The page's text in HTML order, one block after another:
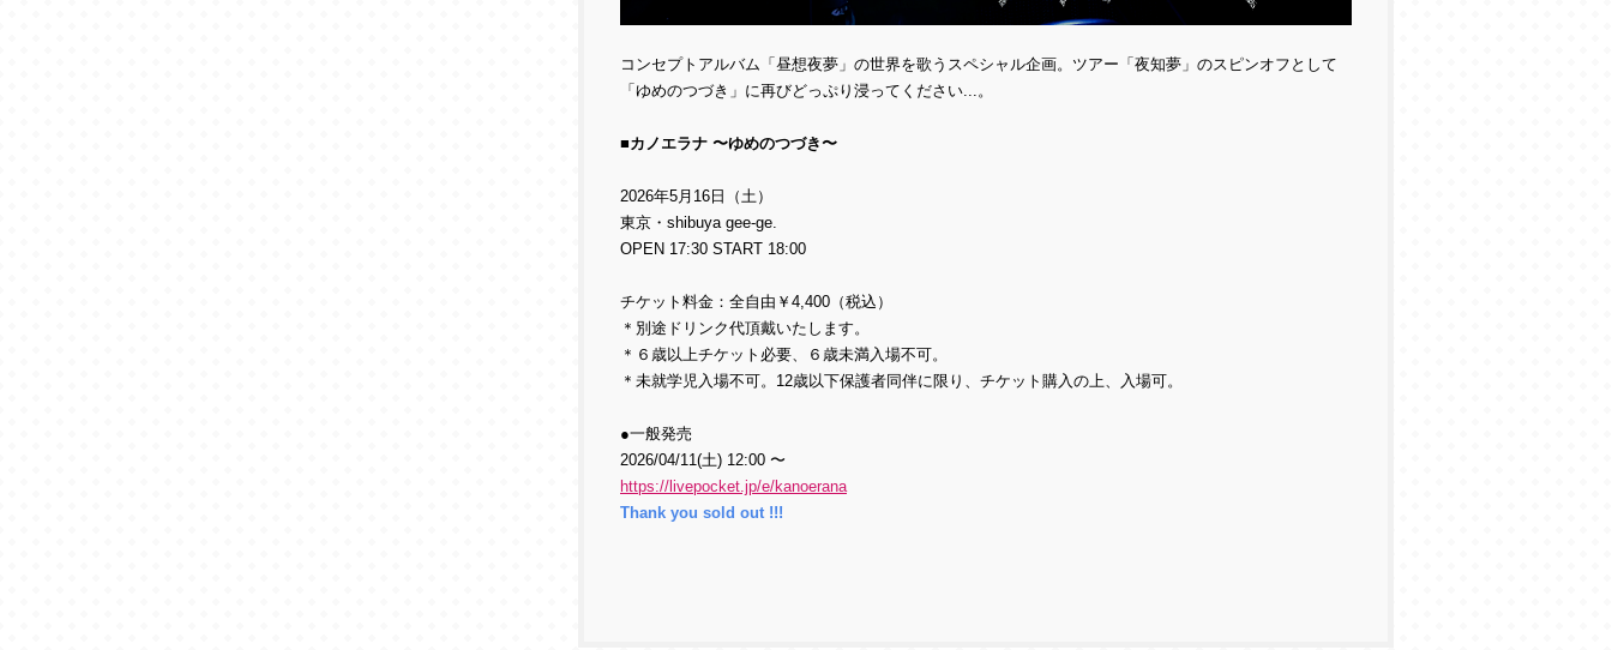
コンセプトアルバム「昼想夜夢」の世界を歌うスペシャル企画。ツアー「夜知夢」のスピンオフとして
「ゆめのつづき」に再びどっぷり浸ってください...。
■カノエラナ 〜ゆめのつづき〜
2026年5月16日（土）
東京・shibuya gee-ge.
OPEN 17:30 START 18:00
チケット料金：全自由￥4,400（税込）
＊別途ドリンク代頂戴いたします。
＊６歳以上チケット必要、６歳未満入場不可。
＊未就学児入場不可。12歳以下保護者同伴に限り、チケット購入の上、入場可。
●一般発売
2026/04/11(土) 12:00 〜
https://livepocket.jp/e/kanoerana
Thank you sold out !!!